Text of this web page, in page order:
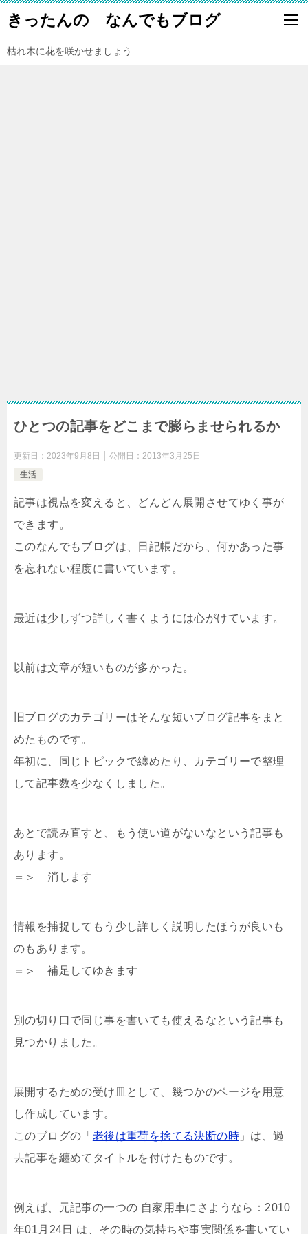
きったんの なんでもブログ
枯れ木に花を咲かせましょう
ひとつの記事をどこまで膨らませられるか
更新日： 2023年9月8日 公開日： 2013年3月25日
生活
記事は視点を変えると、どんどん展開させてゆく事が
できます。
このなんでもブログは、日記帳だから、何かあった事
を忘れない程度に書いています。
最近は少しずつ詳しく書くようには心がけています。
以前は文章が短いものが多かった。
旧ブログのカテゴリーはそんな短いブログ記事をまと
めたものです。
年初に、同じトピックで纏めたり、カテゴリーで整理
して記事数を少なくしました。
あとで読み直すと、もう使い道がないなという記事も
あります。
＝＞ 消します
情報を捕捉してもう少し詳しく説明したほうが良いも
のもあります。
＝＞ 補足してゆきます
別の切り口で同じ事を書いても使えるなという記事も
見つかりました。
展開するための受け皿として、幾つかのページを用意
し作成しています。
このブログの「 老後は重荷を捨てる決断の時 」は、過
去記事を纏めてタイトルを付けたものです。
例えば、元記事の一つの 自家用車にさようなら：2010
年01月24日 は、その時の気持ちや事実関係を書いてい